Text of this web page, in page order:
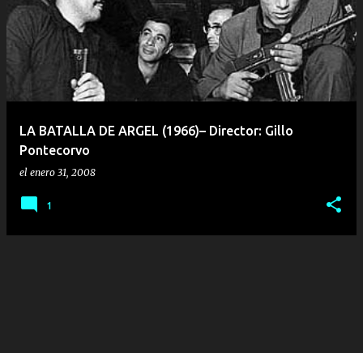
t
a
LA BATALLA DE ARGEL (1966)– Director: Gillo
Pontecorvo
el enero 31, 2008
1